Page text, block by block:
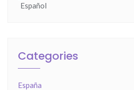
Español
Categories
España